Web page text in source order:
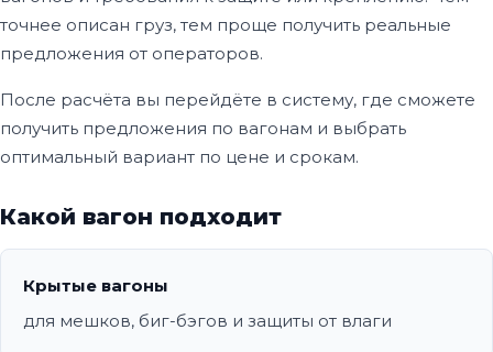
точнее описан груз, тем проще получить реальные
предложения от операторов.
После расчёта вы перейдёте в систему, где сможете
получить предложения по вагонам и выбрать
оптимальный вариант по цене и срокам.
Какой вагон подходит
Крытые вагоны
для мешков, биг-бэгов и защиты от влаги